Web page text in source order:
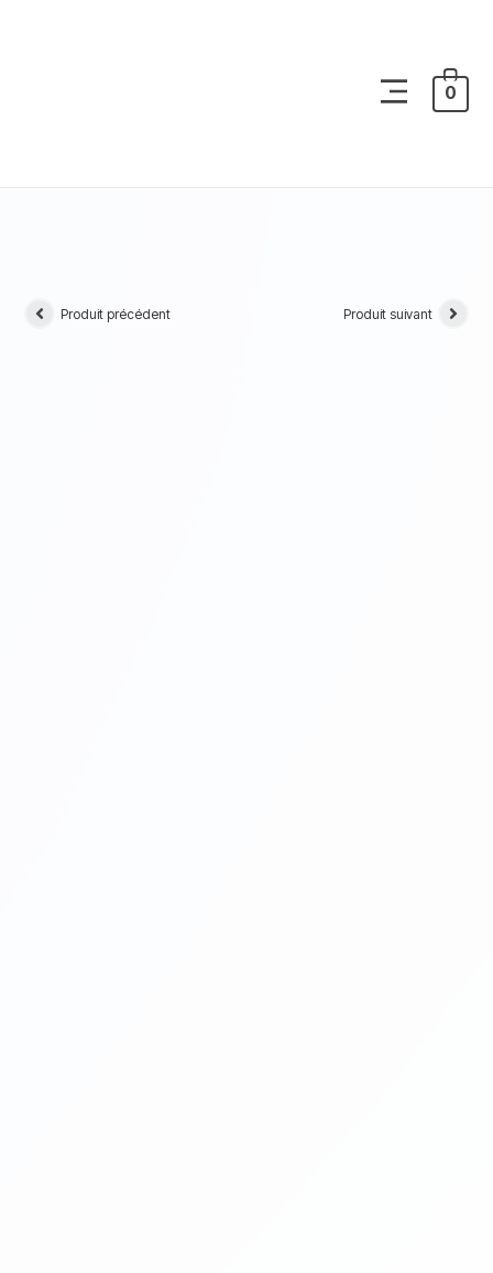
0
Produit précédent Produit suivant